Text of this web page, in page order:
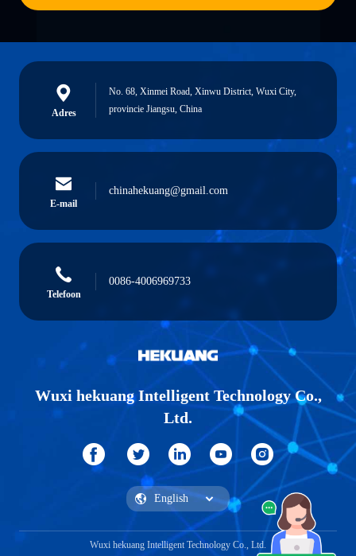
Adres
No. 68, Xinmei Road, Xinwu District, Wuxi City,
provincie Jiangsu, China
E-mail
chinahekuang@gmail.com
Telefoon
0086-4006969733
Wuxi hekuang Intelligent Technology Co.,
Ltd.
Wuxi hekuang Intelligent Technology Co., Ltd.